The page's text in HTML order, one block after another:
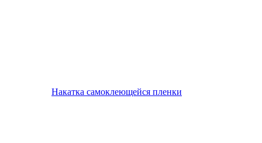
Накатка самоклеющейся пленки